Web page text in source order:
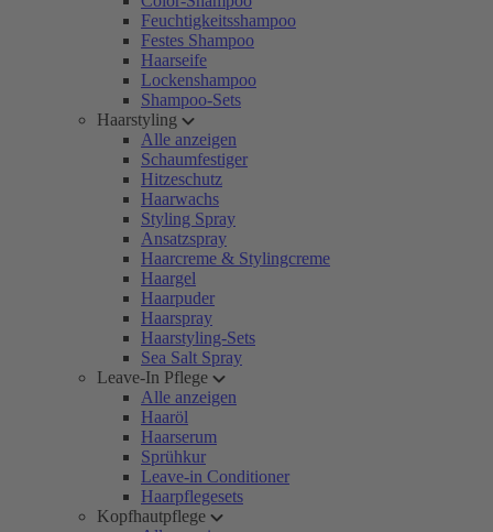
Feuchtigkeitsshampoo
Festes Shampoo
Haarseife
Lockenshampoo
Shampoo-Sets
Haarstyling
Alle anzeigen
Schaumfestiger
Hitzeschutz
Haarwachs
Styling Spray
Ansatzspray
Haarcreme & Stylingcreme
Haargel
Haarpuder
Haarspray
Haarstyling-Sets
Sea Salt Spray
Leave-In Pflege
Alle anzeigen
Haaröl
Haarserum
Sprühkur
Leave-in Conditioner
Haarpflegesets
Kopfhautpflege